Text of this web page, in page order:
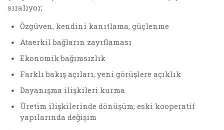
sıralıyor;
Özgüven, kendini kanıtlama, güçlenme
Ataerkil bağların zayıflaması
Ekonomik bağımsızlık
Farklı bakış açıları, yeni görüşlere açıklık
Dayanışma ilişkileri kurma
Üretim ilişkilerinde dönüşüm; eski kooperatif
yapılarında değişim